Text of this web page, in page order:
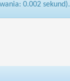
0.002 sekund).